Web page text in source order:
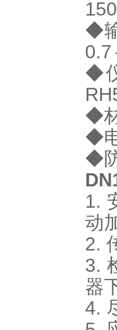
150
◆
0.7
◆
◆
◆
◆
1.
动
2.
3.
器
4.